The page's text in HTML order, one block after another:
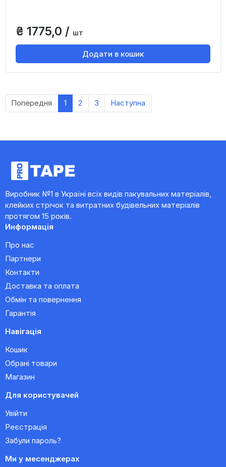
₴ 1775,0 / шт
Додати в кошик
Попередня 1 2 3 Наступна
Виробник №1 в Україні всіх видів пакувальних матеріалів,
клейких стрічок та витратних будівельних матеріалів
протягом 15 років.
Информація
Про нас
Партнери
Контакти
Доставка та оплата
Обмін та повернення
Гарантія
Навігація
Кошик
Обрані товари
Магазин
Для користувачей
Увійти
Реєстрація
Забули пароль?
Ми у месенджерах